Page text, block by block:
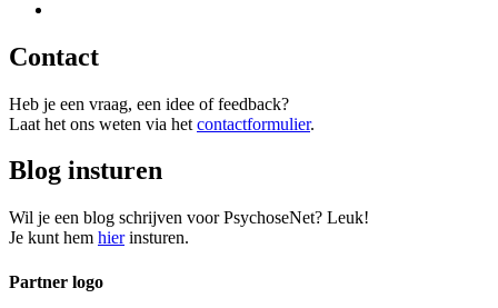
Contact
Heb je een vraag, een idee of feedback?
Laat het ons weten via het contactformulier.
Blog insturen
Wil je een blog schrijven voor PsychoseNet? Leuk!
Je kunt hem hierinsturen.
Partner logo